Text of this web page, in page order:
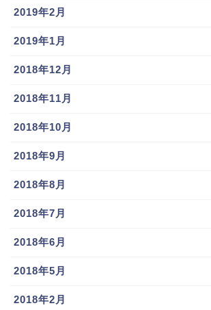
2019年2月
2019年1月
2018年12月
2018年11月
2018年10月
2018年9月
2018年8月
2018年7月
2018年6月
2018年5月
2018年2月